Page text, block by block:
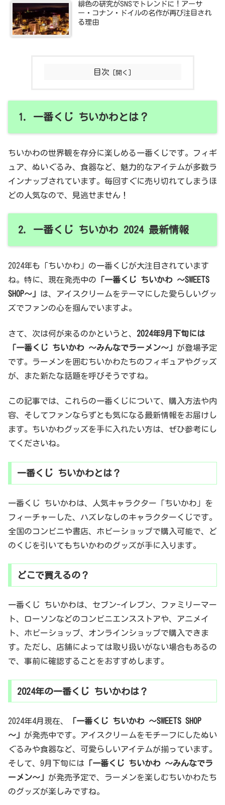
緋色の研究がSNSでトレンドに！アーサ
ー・コナン・ドイルの名作が再び注目され
る理由
目次
1. 一番くじ ちいかわとは？
ちいかわの世界観を存分に楽しめる一番くじです。フィギ
ュア、ぬいぐるみ、食器など、魅力的なアイテムが多数ラ
インナップされています。毎回すぐに売り切れてしまうほ
どの人気なので、見逃せません！
2. 一番くじ ちいかわ 2024 最新情報
2024年も「ちいかわ」の一番くじが大注目されています
ね。特に、現在発売中の 「一番くじ ちいかわ ～SWEETS
SHOP～」
は、アイスクリームをテーマにした愛らしいグッ
ズでファンの心を掴んでいますよ。
さて、次は何が来るのかというと、 2024年9月下旬には
「一番くじ ちいかわ ～みんなでラーメン～」 が登場予定
です。ラーメンを囲むちいかわたちのフィギュアやグッズ
が、また新たな話題を呼びそうですね。
この記事では、これらの一番くじについて、購入方法や内
容、そしてファンならずとも気になる最新情報をお届けし
ます。ちいかわグッズを手に入れたい方は、ぜひ参考にし
てくださいね。
一番くじ ちいかわとは？
一番くじ ちいかわは、人気キャラクター「ちいかわ」を
フィーチャーした、ハズレなしのキャラクターくじです。
全国のコンビニや書店、ホビーショップで購入可能で、ど
のくじを引いてもちいかわのグッズが手に入ります。
どこで買えるの？
一番くじ ちいかわは、セブン-イレブン、ファミリーマー
ト、ローソンなどのコンビニエンスストアや、アニメイ
ト、ホビーショップ、オンラインショップで購入できま
す。ただし、店舗によっては取り扱いがない場合もあるの
で、事前に確認することをおすすめします。
2024年の一番くじ ちいかわは？
2024年4月現在、
「一番くじ ちいかわ ～SWEETS SHOP
～」 が発売中です。アイスクリームをモチーフにしたぬい
ぐるみや食器など、可愛らしいアイテムが揃っています。
そして、9月下旬には 「一番くじ ちいかわ ～みんなでラ
ーメン～」 が発売予定で、ラーメンを楽しむちいかわたち
のグッズが楽しみですね。